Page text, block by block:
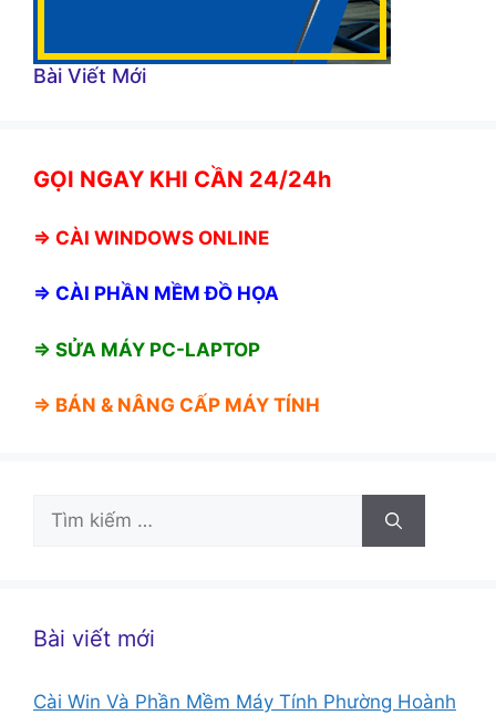
Bài Viết Mới
GỌI NGAY KHI CẦN 24/24h
⇒ CÀI WINDOWS ONLINE
⇒ CÀI PHẦN MỀM ĐỒ HỌA
⇒ SỬA MÁY PC-LAPTOP
⇒ BÁN & NÂNG CẤP MÁY TÍNH
Tìm
Bài viết mới
Cài Win Và Phần Mềm Máy Tính Phường Hoành